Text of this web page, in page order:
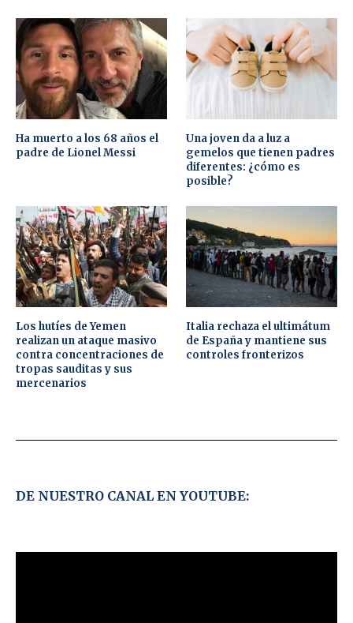
Ha muerto a los 68 años el
padre de Lionel Messi
Una joven da a luz a
gemelos que tienen padres
diferentes: ¿cómo es
posible?
Los hutíes de Yemen
realizan un ataque masivo
contra concentraciones de
tropas sauditas y sus
mercenarios
Italia rechaza el ultimátum
de España y mantiene sus
controles fronterizos
DE NUESTRO CANAL EN YOUTUBE: